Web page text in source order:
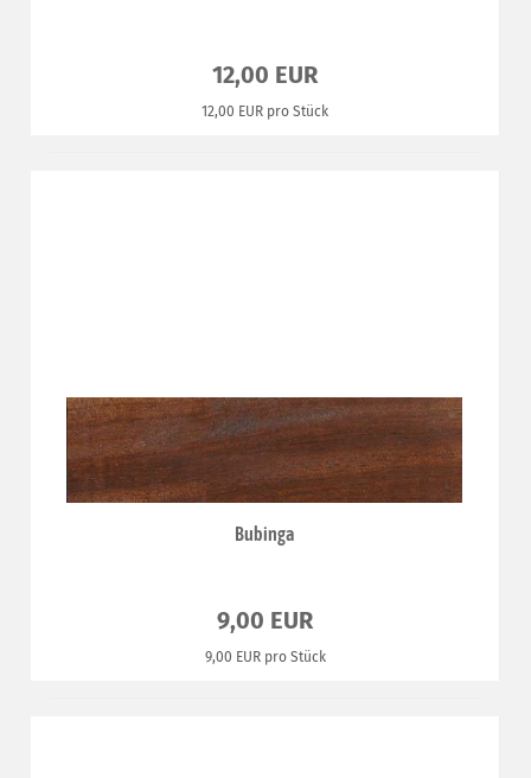
12,00 EUR
12,00 EUR pro Stück
Bubinga
9,00 EUR
9,00 EUR pro Stück